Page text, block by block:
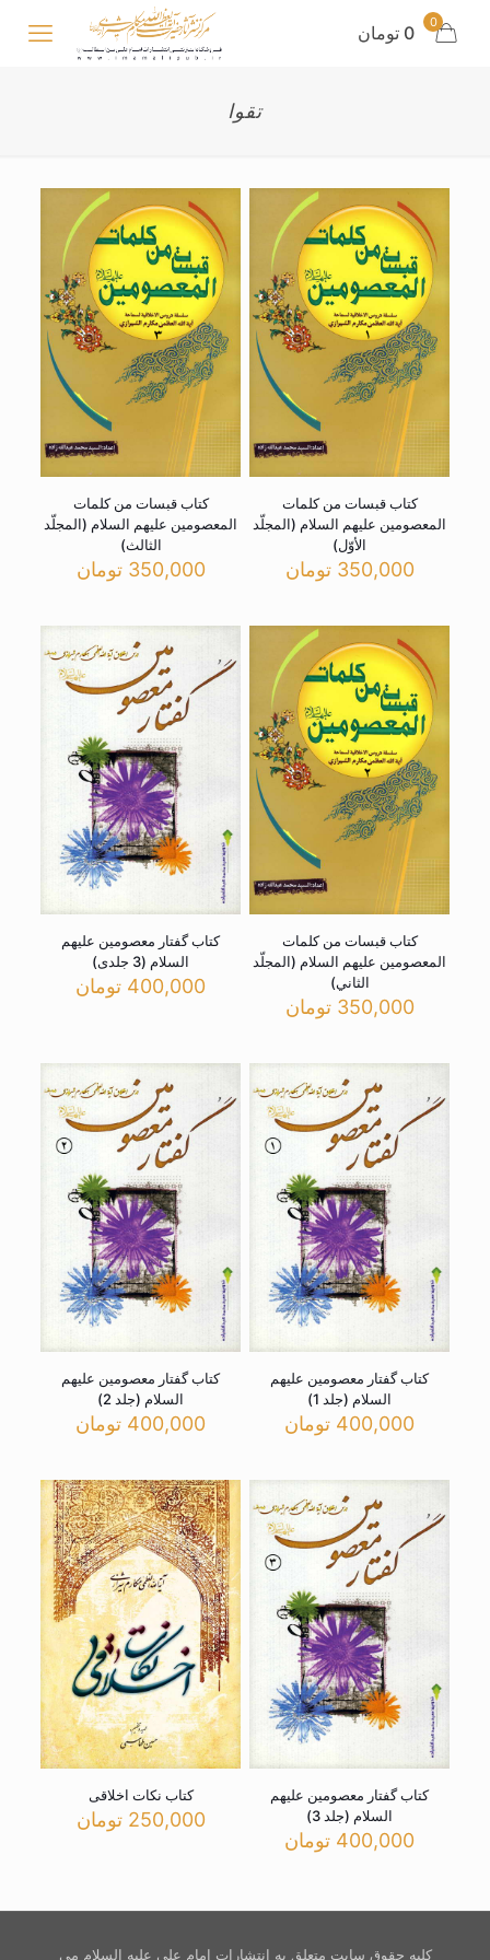
0 0 تومان
تقوا
کتاب قبسات من کلمات
المعصومین علیهم السلام (المجلّد
الأوّل)
350,000 تومان
کتاب قبسات من کلمات
المعصومین علیهم السلام (المجلّد
الثالث)
350,000 تومان
کتاب قبسات من کلمات
المعصومین علیهم السلام (المجلّد
الثاني)
350,000 تومان
کتاب گفتار معصومین علیهم
السلام (3 جلدی)
400,000 تومان
کتاب گفتار معصومین علیهم
السلام (جلد 1)
400,000 تومان
کتاب گفتار معصومین علیهم
السلام (جلد 2)
400,000 تومان
کتاب گفتار معصومین علیهم
السلام (جلد 3)
400,000 تومان
کتاب نکات اخلاقی
250,000 تومان
کلیه حقوق سایت متعلق به انتشارات امام علی علیه السلام می